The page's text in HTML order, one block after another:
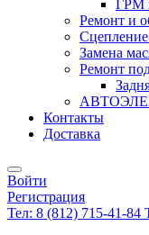
ГРМ
Ремонт и
Замена
Ремонт
Контакты
Доставка
Войти
Регистрация
Тел: 8 (812) 715-41-84